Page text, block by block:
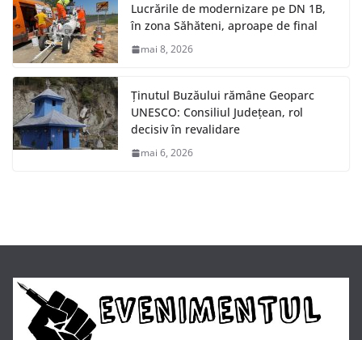
Lucrările de modernizare pe DN 1B,
în zona Săhăteni, aproape de final
mai 8, 2026
Ținutul Buzăului rămâne Geoparc
UNESCO: Consiliul Județean, rol
decisiv în revalidare
mai 6, 2026